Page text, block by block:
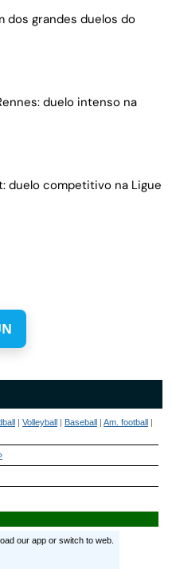
dos grandes duelos do
duelo intenso na
duelo competitivo na Ligue